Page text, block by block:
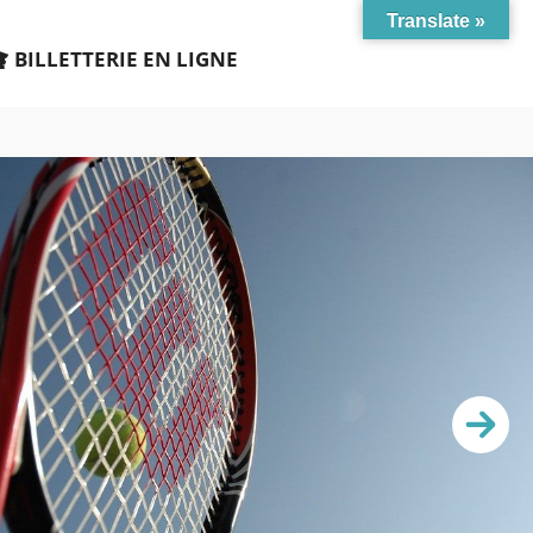
BILLETTERIE EN LIGNE
Translate »